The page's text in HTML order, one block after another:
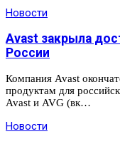
Новости
Avast закрыла
России
Компания Avast
продуктам для
Avast и AVG (вк…
Новости